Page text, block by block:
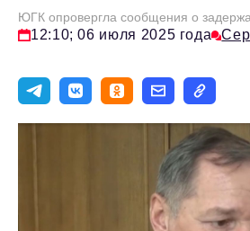
ЮГК опровергла сообщения о
12:10; 06 июля 2025 года